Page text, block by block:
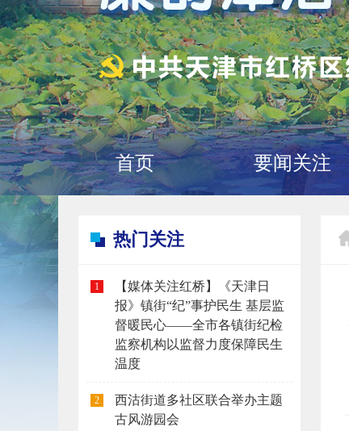
首页 要闻关注
热门关注
1
【媒体关注红桥】《天津日
报》镇街“纪”事护民生 基层监
督暖民心——全市各镇街纪检
监察机构以监督力度保障民生
温度
2
西沽街道多社区联合举办主题
古风游园会